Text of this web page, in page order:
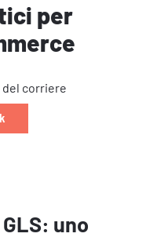
per
del corriere
uno